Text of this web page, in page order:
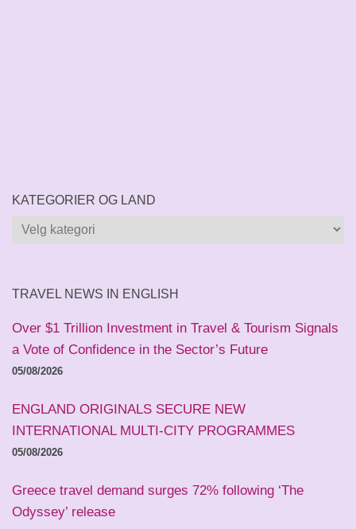
KATEGORIER OG LAND
Kategorier
TRAVEL NEWS IN ENGLISH
Over $1 Trillion Investment in Travel & Tourism Signals
a Vote of Confidence in the Sector’s Future
05/08/2026
ENGLAND ORIGINALS SECURE NEW
INTERNATIONAL MULTI-CITY PROGRAMMES
05/08/2026
Greece travel demand surges 72% following ‘The
Odyssey’ release